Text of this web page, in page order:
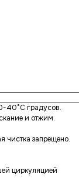
40°С градусов.
и отжим.
чистка запрещено.
циркуляцией